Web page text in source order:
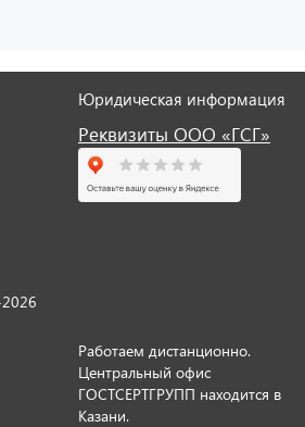
Юридическая информация
Реквизиты ООО «ГСГ»
Работаем дистанционно.
Центральный офис
ГОСТСЕРТГРУПП находится в
Казани.